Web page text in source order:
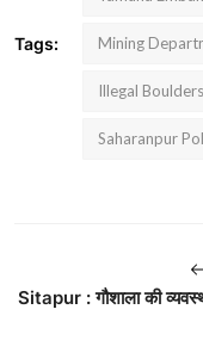
Tags: Mining
Illegal Boulders
Saharanpur
Sitapur : गौशाला की